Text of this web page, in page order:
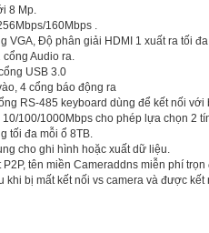
8 Mp.
160Mbps .
VGA, Độ phân giải HDMI 1 xuất ra tối
cổng Audio ra.
USB 3.0
4 cổng báo động ra
RS-485 keyboard dùng để kết nối
100/1000Mbps cho phép lựa chọn 2
tối đa mỗi ổ 8TB.
cho ghi hình hoặc xuất dữ liệu.
tên miền Cameraddns miễn phí trọn
khi bị mất kết nối vs camera và được